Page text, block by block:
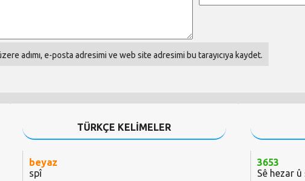
adımı, e-posta adresimi ve web site adresimi bu tarayıcıya kaydet.
TÜRKÇE KELİMELER
beyaz
spî
3653
Sê hezar